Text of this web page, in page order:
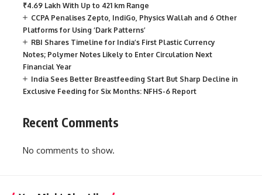
₹4.69 Lakh With Up to 421 km Range
CCPA Penalises Zepto, IndiGo, Physics Wallah and 6 Other
Platforms for Using ‘Dark Patterns’
RBI Shares Timeline for India’s First Plastic Currency
Notes; Polymer Notes Likely to Enter Circulation Next
Financial Year
India Sees Better Breastfeeding Start But Sharp Decline in
Exclusive Feeding for Six Months: NFHS-6 Report
Recent Comments
No comments to show.